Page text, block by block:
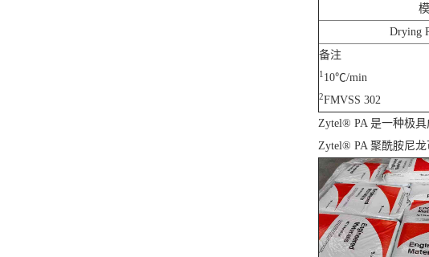
Drying
备注
1 10℃/min
2FMVSS 302
Zytel® PA 是一种极
Zytel® PA 聚酰胺尼